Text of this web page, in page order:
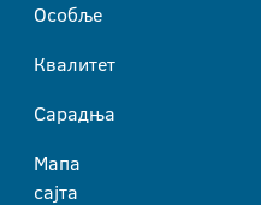
Особље
Квалитет
Сарадња
Мапа
сајта